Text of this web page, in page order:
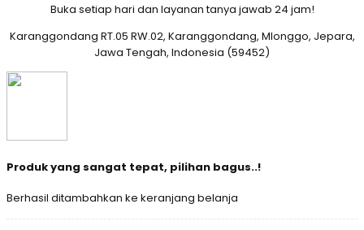
Buka setiap hari dan layanan tanya jawab 24 jam!
Karanggondang RT.05 RW.02, Karanggondang, Mlonggo, Jepara,
Jawa Tengah, Indonesia (59452)
Produk yang sangat tepat, pilihan bagus..!
Berhasil ditambahkan ke keranjang belanja